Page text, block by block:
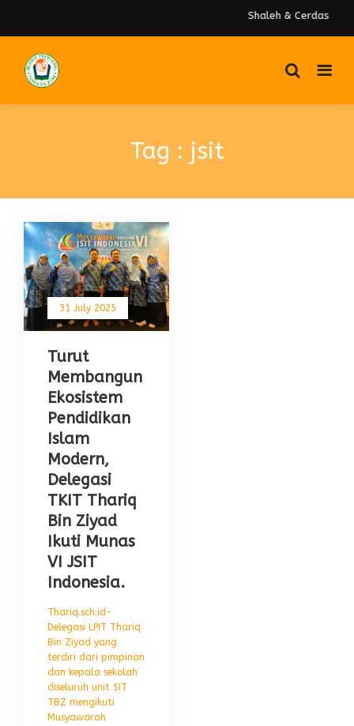
Shaleh & Cerdas
Tag : jsit
31 July 2025
Turut
Membangun
Ekosistem
Pendidikan
Islam
Modern,
Delegasi
TKIT Thariq
Bin Ziyad
Ikuti Munas
VI JSIT
Indonesia.
Thariq.sch.id-
Delegasi LPIT Thariq
Bin Ziyad yang
terdiri dari pimpinan
dan kepala sekolah
diseluruh unit SIT
TBZ mengikuti
Musyawarah